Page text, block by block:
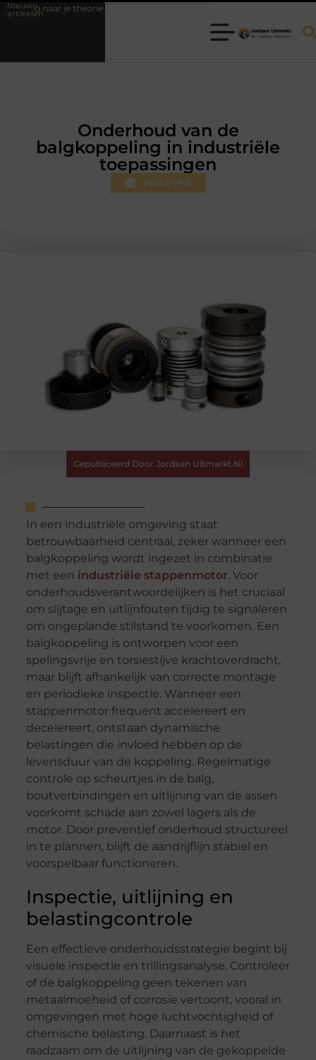
Nieuwe
artikelen
je theorie-examen
Onderhoud van de
balgkoppeling in industriële
toepassingen
INDUSTRIE
Gepubliceerd Door Jordaan Uitmarkt.nl
In een industriële omgeving staat
betrouwbaarheid centraal, zeker wanneer een
balgkoppeling wordt ingezet in combinatie
met een industriële stappenmotor. Voor
onderhoudsverantwoordelijken is het cruciaal
om slijtage en uitlijnfouten tijdig te signaleren
om ongeplande stilstand te voorkomen. Een
balgkoppeling is ontworpen voor een
spelingsvrije en torsiestijve krachtoverdracht,
maar blijft afhankelijk van correcte montage
en periodieke inspectie. Wanneer een
stappenmotor frequent accelereert en
decelereert, ontstaan dynamische
belastingen die invloed hebben op de
levensduur van de koppeling. Regelmatige
controle op scheurtjes in de balg,
boutverbindingen en uitlijning van de assen
voorkomt schade aan zowel lagers als de
motor. Door preventief onderhoud structureel
in te plannen, blijft de aandrijflijn stabiel en
voorspelbaar functioneren.
Inspectie, uitlijning en
belastingcontrole
Een effectieve onderhoudsstrategie begint bij
visuele inspectie en trillingsanalyse. Controleer
of de balgkoppeling geen tekenen van
metaalmoeheid of corrosie vertoont, vooral in
omgevingen met hoge luchtvochtigheid of
chemische belasting. Daarnaast is het
raadzaam om de uitlijning van de gekoppelde